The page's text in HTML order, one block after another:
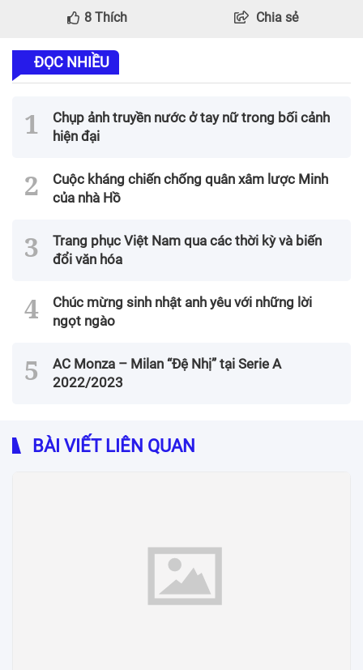
8 Thích Chia sẻ
ĐỌC NHIỀU
Chụp ảnh truyền nước ở tay nữ trong bối cảnh
hiện đại
Cuộc kháng chiến chống quân xâm lược Minh
của nhà Hồ
Trang phục Việt Nam qua các thời kỳ và biến
đổi văn hóa
Chúc mừng sinh nhật anh yêu với những lời
ngọt ngào
AC Monza – Milan “Đệ Nhị” tại Serie A
2022/2023
BÀI VIẾT LIÊN QUAN